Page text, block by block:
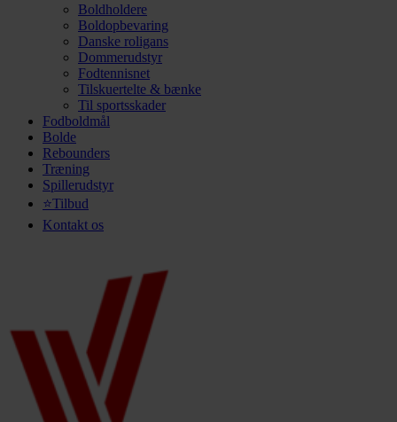
Boldholdere
Boldopbevaring
Danske roligans
Dommerudstyr
Fodtennisnet
Tilskuertelte & bænke
Til sportsskader
Fodboldmål
Bolde
Rebounders
Træning
Spillerudstyr
⭐Tilbud
Kontakt os